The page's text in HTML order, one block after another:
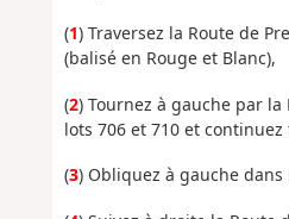
(1) Traversez la Route de
(balisé en Rouge et Blanc),
(2) Tournez à gauche par
lots 706 et 710 et
(3) Obliquez à gauche